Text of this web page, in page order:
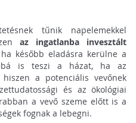
tűnik napelemekkel
az ingatlanba invesztált
később eladásra kerülne a
is teszi a házat, ha az
a potenciális vevőnek
és az ökológiai
a vevő szeme előtt is a
fognak a lebegni.